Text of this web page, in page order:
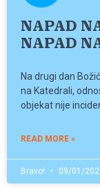
NAPAD
NAPAD
Na drugi dan
na Katedrali,
objekat nije
READ MORE »
Bravo! 09/01/